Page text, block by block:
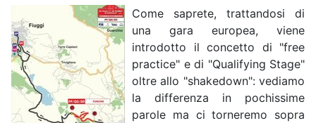
Come saprete, trattandosi di
una gara europea, viene
introdotto il concetto di "free
practice" e di "Qualifying Stage"
oltre allo "shakedown": vediamo
la differenza in pochissime
parole ma ci torneremo sopra